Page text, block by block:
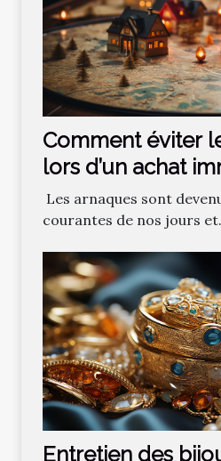
Comment‌ ‌éviter‌
‌lors‌ ‌d’un‌ ‌achat‌
Les‌ ‌arnaques‌ ‌sont‌
‌courantes‌ ‌de‌ ‌nos‌ ‌jours‌
Entretien des